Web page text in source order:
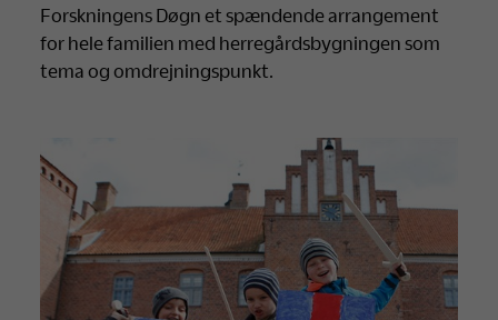
Forskningens Døgn et spændende arrangement
for hele familien med herregårdsbygningen som
tema og omdrejningspunkt.